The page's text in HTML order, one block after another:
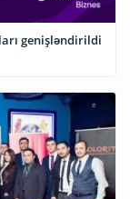
genişləndirildi